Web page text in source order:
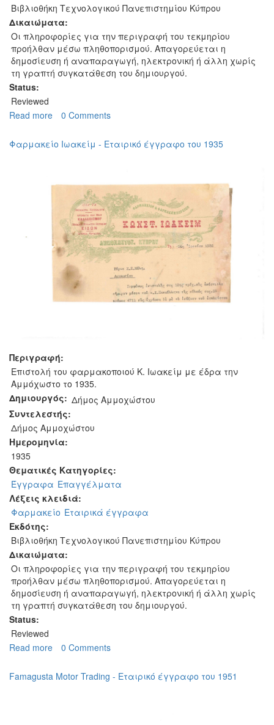
Βιβλιοθήκη Τεχνολογικού Πανεπιστημίου Κύπρου
Δικαιώματα:
Οι πληροφορίες για την περιγραφή του τεκμηρίου
προήλθαν μέσω πληθοπορισμού. Απαγορεύεται η
δημοσίευση ή αναπαραγωγή, ηλεκτρονική ή άλλη χωρίς
τη γραπτή συγκατάθεση του δημιουργού.
Status:
Reviewed
Read more about
-
Εταιρικό
0 Comments
Φαρμακείο Ιωακείμ - Εταιρικό έγγραφο του 1935
Περιγραφή:
Επιστολή του φαρμακοποιού Κ. Ιωακείμ με έδρα την
Αμμόχωστο το 1935.
Δημιουργός: Δήμος Αμμοχώστου
Συντελεστής:
Δήμος Αμμοχώστου
Ημερομηνία:
1935
Θεματικές Κατηγορίες:
Έγγραφα Επαγγέλματα
Λέξεις κλειδιά:
Φαρμακείο Εταιρικά έγγραφα
Εκδότης:
Βιβλιοθήκη Τεχνολογικού Πανεπιστημίου Κύπρου
Δικαιώματα:
Οι πληροφορίες για την περιγραφή του τεκμηρίου
προήλθαν μέσω πληθοπορισμού. Απαγορεύεται η
δημοσίευση ή αναπαραγωγή, ηλεκτρονική ή άλλη χωρίς
τη γραπτή συγκατάθεση του δημιουργού.
Status:
Reviewed
Read more about
Ιωακείμ
-
0 Comments
Famagusta Motor Trading - Εταιρικό έγγραφο του 1951